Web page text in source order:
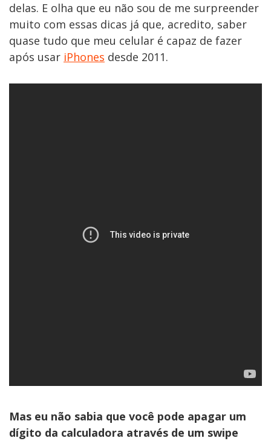
delas. E olha que eu não sou de me surpreender
muito com essas dicas já que, acredito, saber
quase tudo que meu celular é capaz de fazer
após usar iPhones desde 2011.
Mas eu não sabia que você pode apagar um
dígito da calculadora através de um swipe